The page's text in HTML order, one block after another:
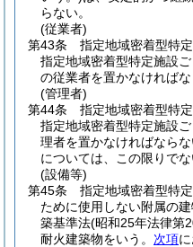
らない。
(従業者)
第43条
指定地域密着型特
指定地域密着型特定施設
の従業者を置かなければな
(管理者)
第44条
指定地域密着型特
指定地域密着型特定施設
理者を置かなければならな
については、この限りでな
(設備等)
第45条
指定地域密着型特
ために使用しない附属の
築基準法(昭和25年法律第
耐火建築物をいう。 次項